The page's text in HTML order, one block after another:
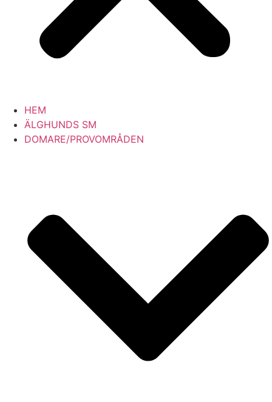
HEM
ÄLGHUNDS SM
DOMARE/PROVOMRÅDEN